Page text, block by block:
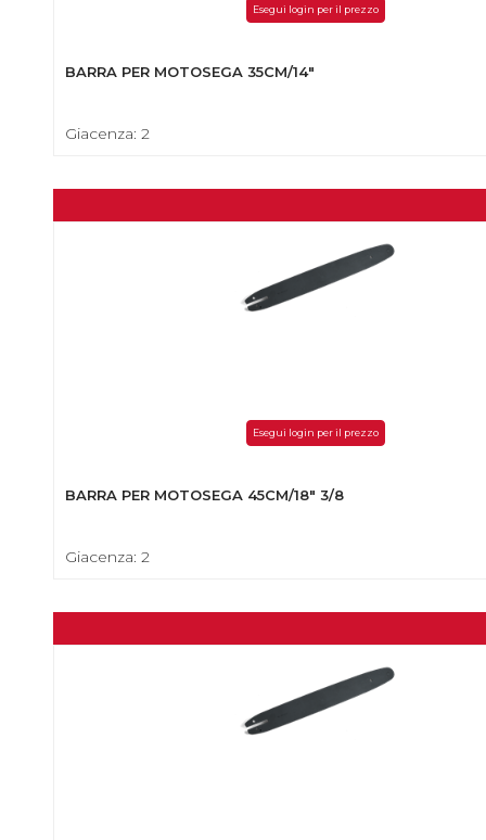
Esegui login per il prezzo
BARRA PER MOTOSEGA 35CM/14"
Giacenza: 2
Esegui login per il prezzo
BARRA PER MOTOSEGA 45CM/18" 3/8
Giacenza: 2